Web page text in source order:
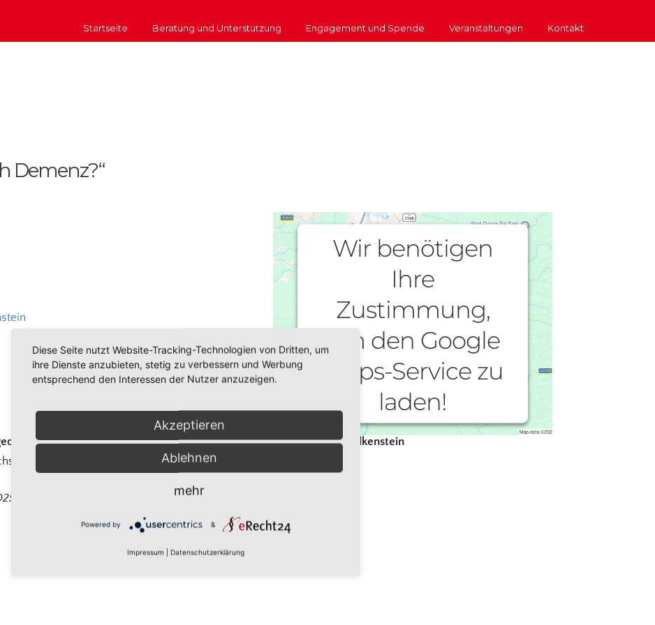
Startseite Beratung und Unterstützung Engagement und Spende Veranstaltungen Kontakt
Demenz?“
Wir benötigen
Ihre
Zustimmung,
um den Google
Maps-Service zu
laden!
Wir verwenden einen Service eines
einzubetten. Dieser Service kann Daten zu
GmbH Auerbach, Sozialstation, Tagespflege und Pflegeheim Falkenstein
Plauen
Diese Seite nutzt Website-Tracking-Technologien von Dritten, um
ihre Dienste anzubieten, stetig zu verbessern und Werbung
entsprechend den Interessen der Nutzer anzuzeigen.
Akzeptieren
Ablehnen
mehr
Powered by &
Impressum Datenschutzerklärung